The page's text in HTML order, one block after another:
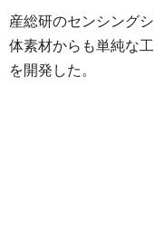
産総研のセンシング
体素材からも単純な
を開発した。